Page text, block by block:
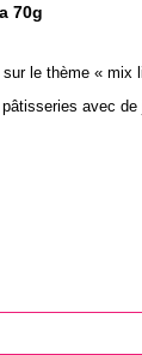
70g
le thème « mix
avec de